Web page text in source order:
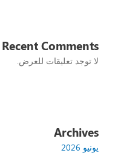
Recent Comments
لا توجد تعليقات للعرض.
Archives
يونيو 2026